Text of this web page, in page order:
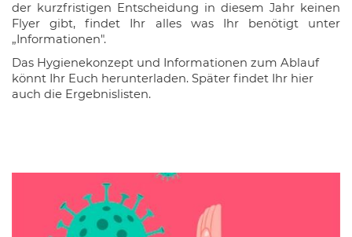
der kurzfristigen Entscheidung in diesem Jahr keinen
Flyer gibt, findet Ihr alles was Ihr benötigt unter
„Informationen".
Das Hygienekonzept und Informationen zum Ablauf
könnt Ihr Euch herunterladen. Später findet Ihr hier
auch die Ergebnislisten.